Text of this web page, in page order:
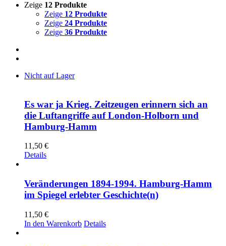
Zeige 12 Produkte
Zeige 12 Produkte
Zeige 24 Produkte
Zeige 36 Produkte
Nicht auf Lager
Es war ja Krieg. Zeitzeugen erinnern sich an
die Luftangriffe auf London-Holborn und
Hamburg-Hamm
11,50 €
Details
Veränderungen 1894-1994. Hamburg-Hamm
im Spiegel erlebter Geschichte(n)
11,50 €
In den Warenkorb Details